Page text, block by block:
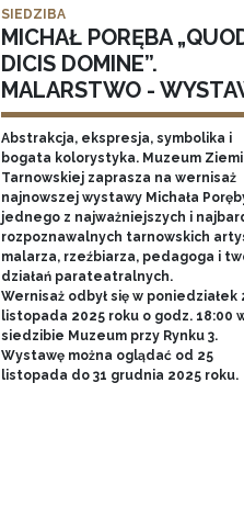
SIEDZIBA
MICHAŁ PORĘBA
DICIS DOMINE”.
MALARSTWO -
Abstrakcja, ekspresja, symbolika i
bogata kolorystyka. Muzeum Ziemi
Tarnowskiej zaprasza na wernisaż
najnowszej wystawy Michała
jednego z najważniejszych i
rozpoznawalnych tarnowskich
malarza, rzeźbiarza, pedagoga i
działań parateatralnych.
Wernisaż odbył się w poniedziałek
listopada 2025 roku o godz. 18:00
siedzibie Muzeum przy Rynku 3.
Wystawę można oglądać od 25
listopada do 31 grudnia 2025 roku.